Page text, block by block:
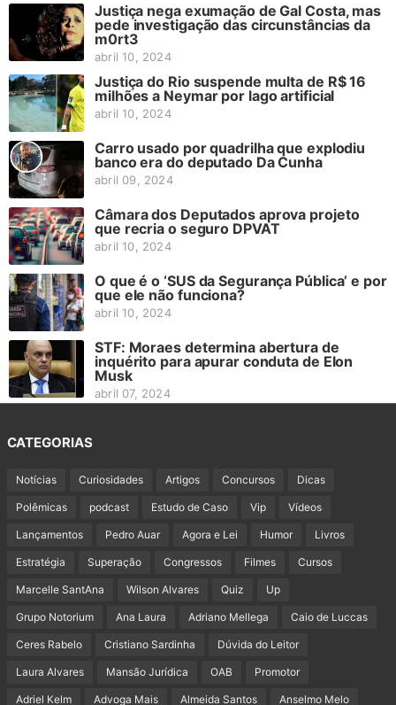
Justiça nega exumação de Gal Costa, mas
pede investigação das circunstâncias da
m0rt3
abril 10, 2024
Justiça do Rio suspende multa de R$ 16
milhões a Neymar por lago artificial
abril 10, 2024
Carro usado por quadrilha que explodiu
banco era do deputado Da Cunha
abril 09, 2024
Câmara dos Deputados aprova projeto
que recria o seguro DPVAT
abril 10, 2024
O que é o ‘SUS da Segurança Pública’ e por
que ele não funciona?
abril 10, 2024
STF: Moraes determina abertura de
inquérito para apurar conduta de Elon
Musk
abril 07, 2024
CATEGORIAS
Notícias Curiosidades Artigos Concursos Dicas
Polêmicas podcast Estudo de Caso Vip Vídeos
Lançamentos Pedro Auar Agora e Lei Humor Livros
Estratégia Superação Congressos Filmes Cursos
Marcelle SantAna Wilson Alvares Quiz Up
Grupo Notorium Ana Laura Adriano Mellega Caio de Luccas
Ceres Rabelo Cristiano Sardinha Dúvida do Leitor
Laura Alvares Mansão Jurídica OAB Promotor
Adriel Kelm Advoga Mais Almeida Santos Anselmo Melo